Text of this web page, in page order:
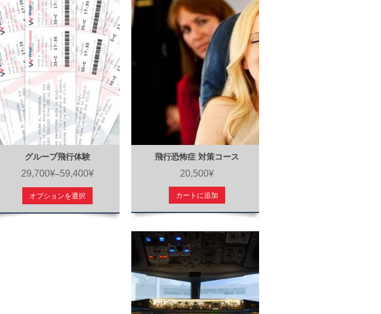
グループ飛行体験
29,700¥–59,400¥
オプションを選択
飛行恐怖症 対策コース
20,500¥
カートに追加